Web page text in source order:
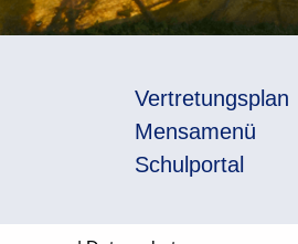
Vertretungsplan
Mensamenü
Schulportal